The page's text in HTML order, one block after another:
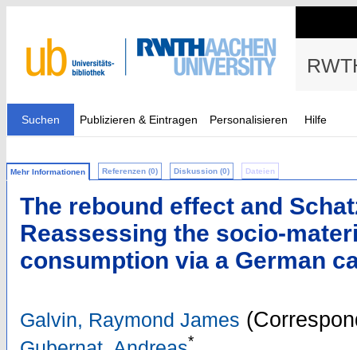
Suchen Publizieren & Eintragen Personalisieren Hilfe
Mehr Informationen Referenzen (0) Diskussion (0) Dateien
The rebound effect and
Reassessing the socio-
consumption via a German
Galvin, Raymond James
*